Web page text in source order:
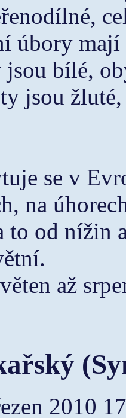
úbory mají
bílé,
jsou
se v
na
to od nížin
až
2010